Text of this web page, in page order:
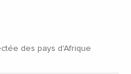
des pays d'Afrique